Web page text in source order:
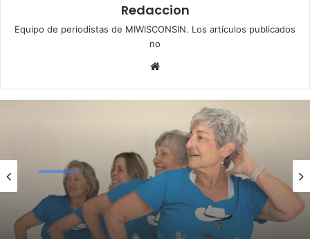
Redaccion
Equipo de periodistas de MIWISCONSIN. Los artículos publicados
no
te
Salud
mayo 27, 2026
Beneficios de bailar para adultos
mayores